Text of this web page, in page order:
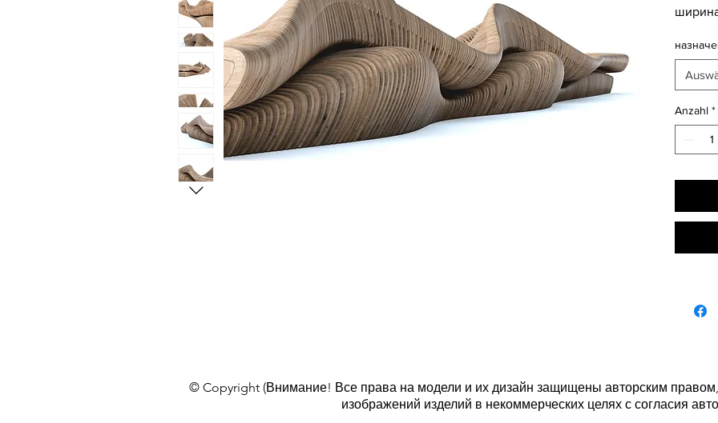
сталь.
Anzahl *
© Copyright (Внимание! Все права на модели и их дизайн защищены авторским правом,
изображений изделий в некоммерческих целях с согласия